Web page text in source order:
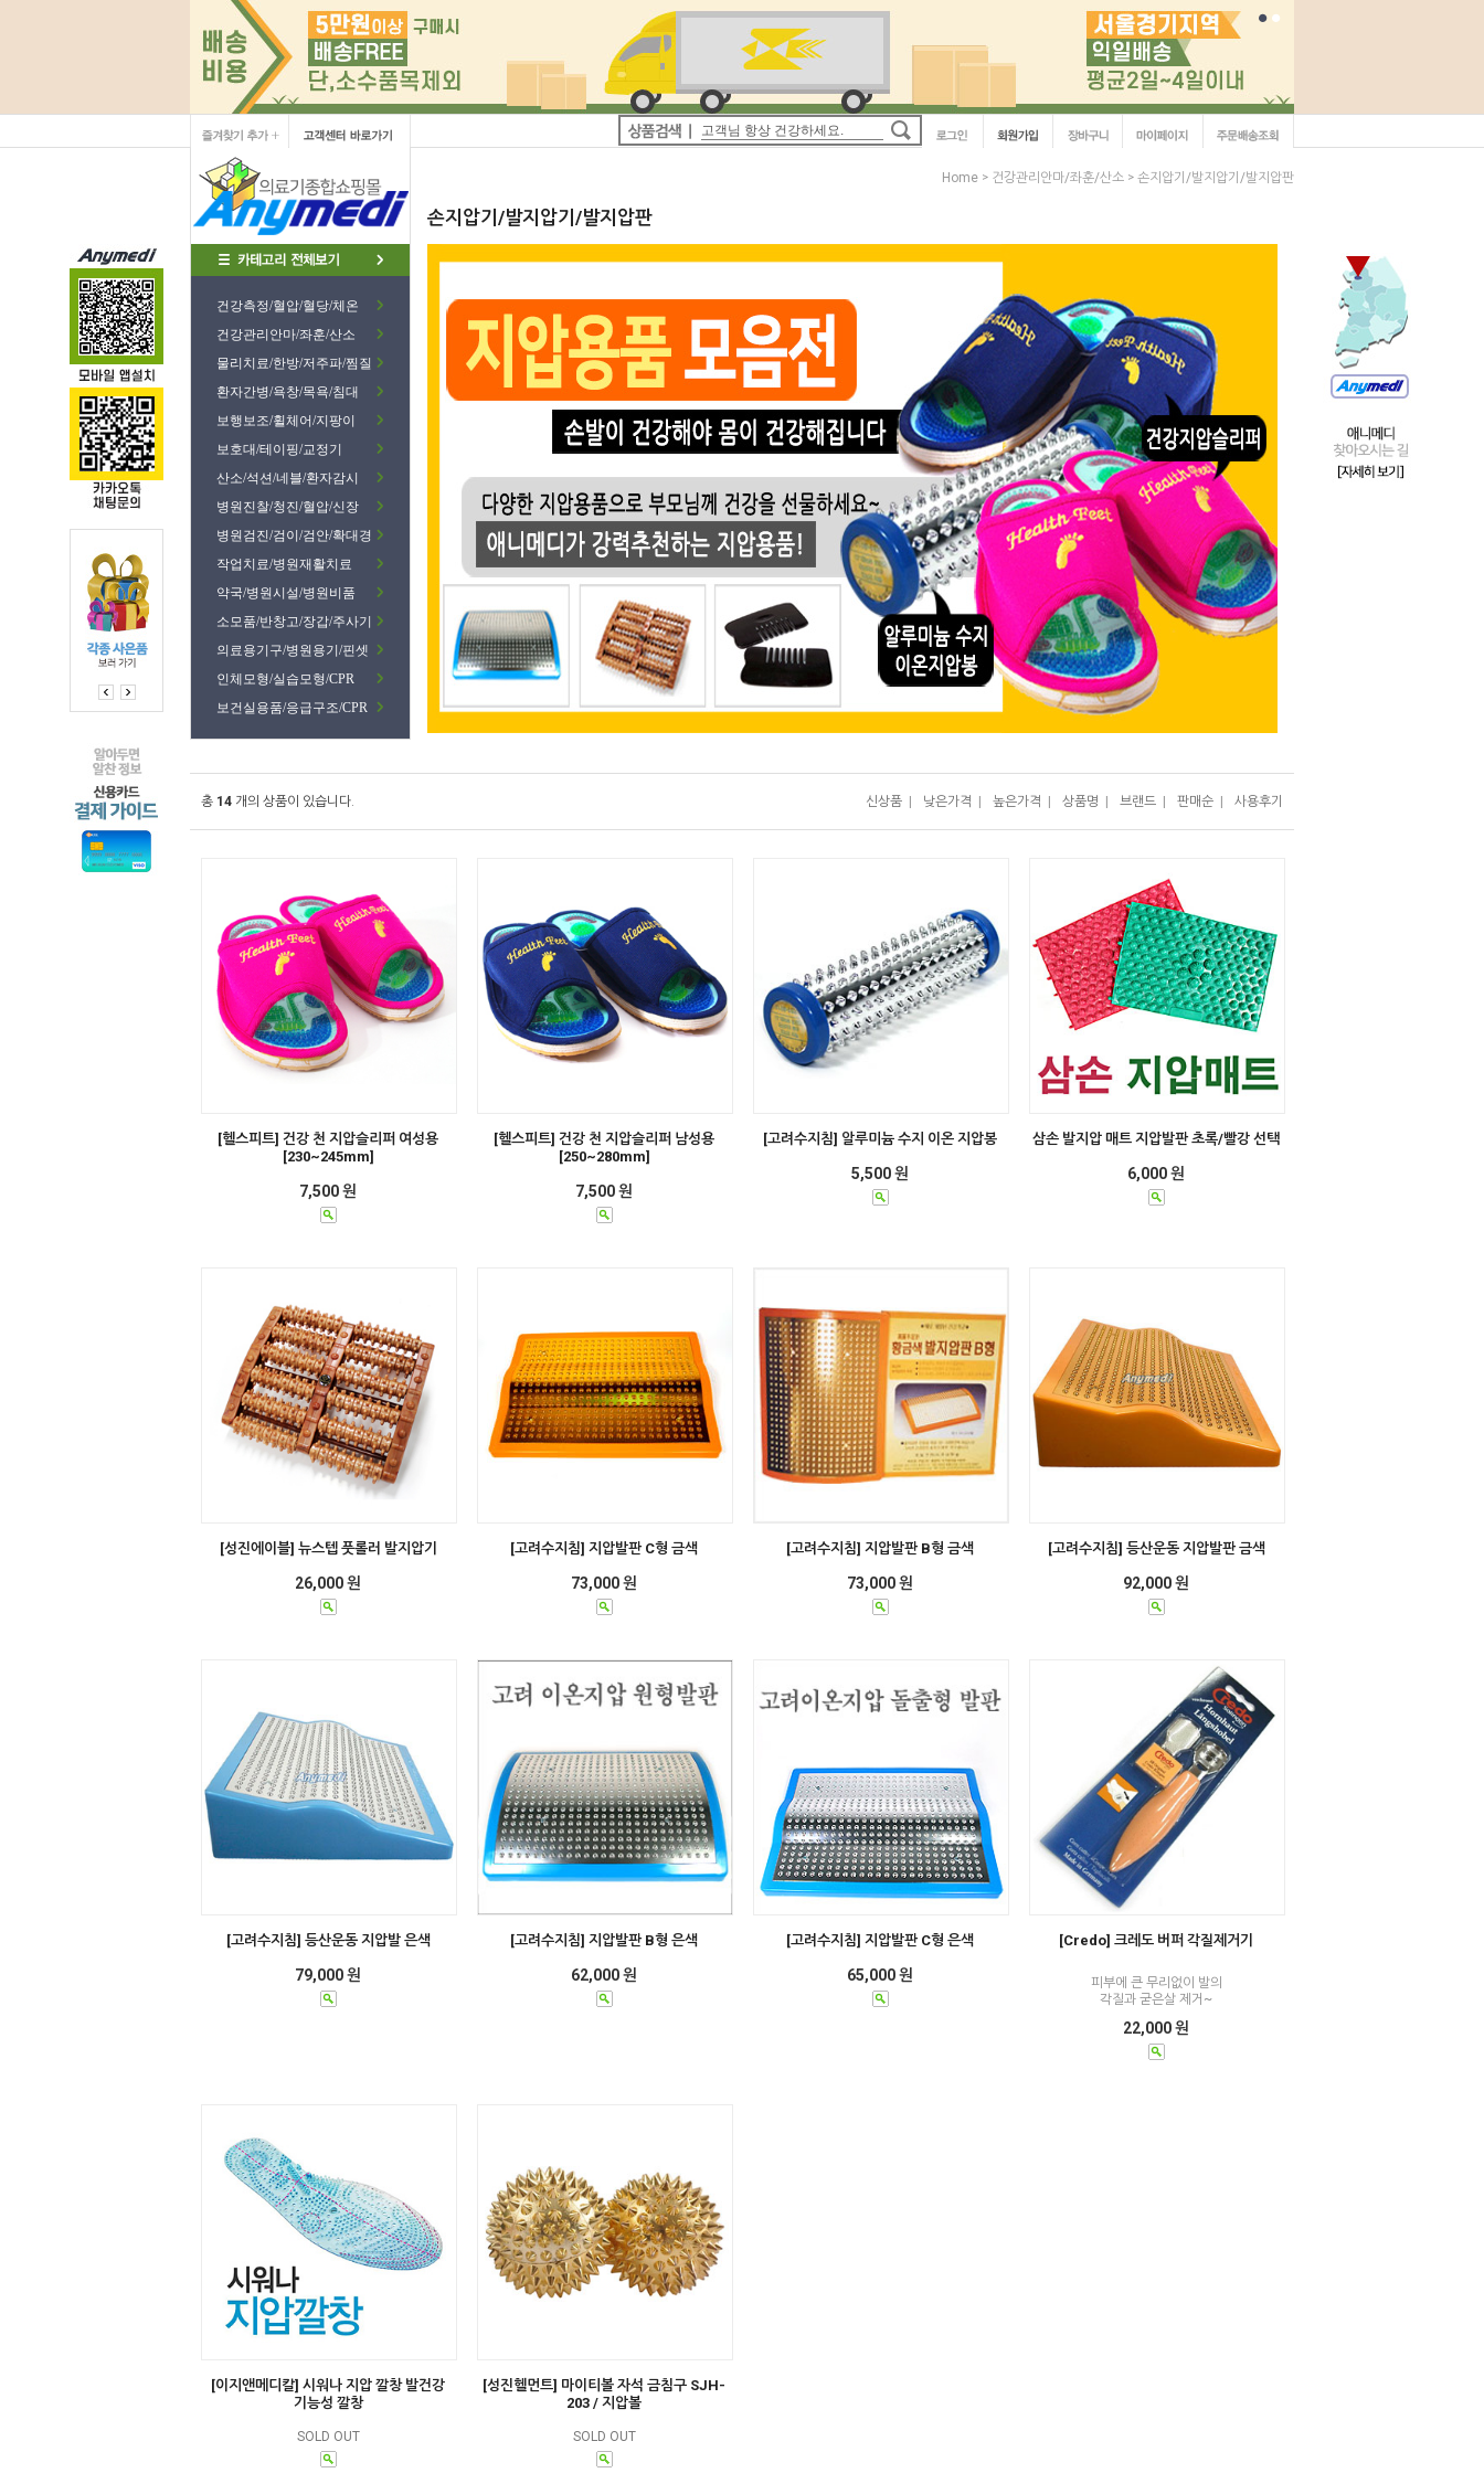
건강측정/혈압/혈당/체온
건강관리안마/좌훈/산소
물리치료/한방/저주파/찜질
환자간병/욕창/목욕/침대
보행보조/휠체어/지팡이
보호대/테이핑/교정기
산소/석션/네블/환자감시
병원진찰/청진/혈압/신장
병원검진/검이/검안/확대경
작업치료/병원재활치료
약국/병원시설/병원비품
소모품/반창고/장갑/주사기
의료용기구/병원용기/핀셋
인체모형/실습모형/CPR
보건실용품/응급구조/CPR
Home > 건강관리안마/좌훈/산소 > 손지압기/발지압기/발지압판
손지압기/발지압기/발지압판
총 14 개의 상품이 있습니다. 신상품 낮은가격 높은가격 상품명 브랜드 판매순 사용후기
[헬스피트] 건강 천 지압슬리퍼 여성용
[230~245mm]
7,500 원
[헬스피트] 건강 천 지압슬리퍼 남성용
[250~280mm]
7,500 원
[고려수지침] 알루미늄 수지 이온 지압봉
5,500 원
삼손 발지압 매트 지압발판 초록/빨강 선택
6,000 원
[성진에이블] 뉴스텝 풋롤러 발지압기
26,000 원
[고려수지침] 지압발판 C형 금색
73,000 원
[고려수지침] 지압발판 B형 금색
73,000 원
[고려수지침] 등산운동 지압발판 금색
92,000 원
[고려수지침] 등산운동 지압발 은색
79,000 원
[고려수지침] 지압발판 B형 은색
62,000 원
[고려수지침] 지압발판 C형 은색
65,000 원
[Credo] 크레도 버퍼 각질제거기
피부에 큰 무리없이 발의
각질과 굳은살 제거~
22,000 원
[이지앤메디칼] 시워나 지압 깔창 발건강
기능성 깔창
SOLD OUT
[성진헬먼트] 마이티볼 자석 금침구 SJH-
203 / 지압볼
SOLD OUT